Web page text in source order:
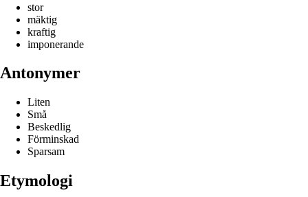
stor
mäktig
kraftig
imponerande
Antonymer
Liten
Små
Beskedlig
Förminskad
Sparsam
Etymologi